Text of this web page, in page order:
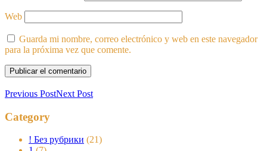
Web
Guarda mi nombre, correo electrónico y web en este navegador
para la próxima vez que comente.
Previous PostNext Post
Category
! Без рубрики (21)